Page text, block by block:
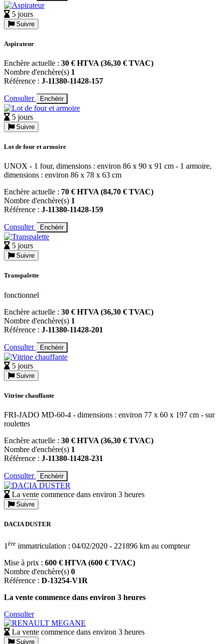
5 jours
Suivre
Aspirateur
Enchère actuelle : 30 € HTVA (36,30 € TVAC)
Nombre d'enchère(s) 1
Référence : J-11380-11428-157
Consulter Enchérir
5 jours
Suivre
Lot de four et armoire
UNOX - 1 four, dimensions : environ 86 x 90 x 91 cm - 1 armoire,
dimensions : environ 86 x 78 x 63 cm
Enchère actuelle : 70 € HTVA (84,70 € TVAC)
Nombre d'enchère(s) 1
Référence : J-11380-11428-159
Consulter Enchérir
5 jours
Suivre
Transpalette
fonctionnel
Enchère actuelle : 30 € HTVA (36,30 € TVAC)
Nombre d'enchère(s) 1
Référence : J-11380-11428-201
Consulter Enchérir
5 jours
Suivre
Vitrine chauffante
FRI-JADO MD-60-4 - dimensions : environ 77 x 60 x 197 cm - sur
roulettes
Enchère actuelle : 30 € HTVA (36,30 € TVAC)
Nombre d'enchère(s) 1
Référence : J-11380-11428-231
Consulter Enchérir
La vente commence dans environ 3 heures
Suivre
DACIA DUSTER
1 ère immatriculation : 04/02/2020 - 221896 km au compteur
Mise à prix : 600 € HTVA (600 € TVAC)
Nombre d'enchère(s) 0
Référence : D-13254-V1R
La vente commence dans environ 3 heures
Consulter
La vente commence dans environ 3 heures
Suivre